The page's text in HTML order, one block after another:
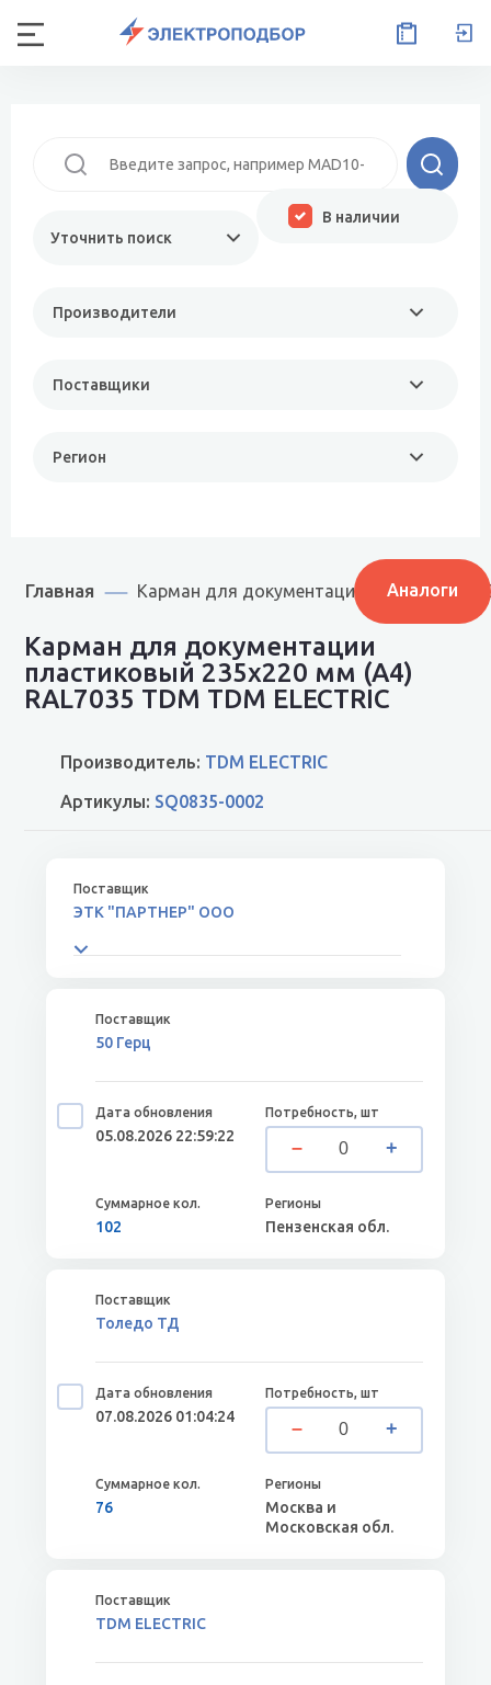
Уточнить поиск
Производители
Поставщики
Регион
В наличии
Главная Карман для документации пластиковый
Аналоги
Карман для документации
пластиковый 235х220 мм (A4)
RAL7035 TDM TDM ELECTRIC
Производитель: TDM ELECTRIC
Артикулы: SQ0835-0002
ЭТК "ПАРТНЕР" ООО
50 Герц
05.08.2026 22:59:22
102 Пензенская обл.
Толедо ТД
07.08.2026 01:04:24
76
Москва и
Московская обл.
TDM ELECTRIC